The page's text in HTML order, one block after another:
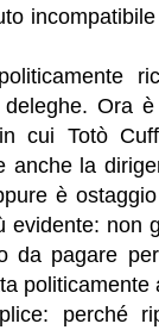
Ora
cui Totò
anche la
è
evidente: non
da pagare
politicamente
perché